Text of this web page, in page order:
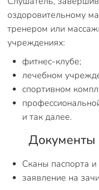
оздоровительному
тренером или
учреждениях:
фитнес-клубе;
лечебном
спортивном
и так далее.
Документы
Сканы паспорта
заявление на